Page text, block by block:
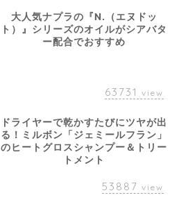
大人気ナプラの『N.（エヌドッ
ト）』シリーズのオイルがシアバタ
ー配合でおすすめ
63731 view
ドライヤーで乾かすたびにツヤが出
る！ミルボン「ジェミールフラン」
のヒートグロスシャンプー＆トリー
トメント
53887 view